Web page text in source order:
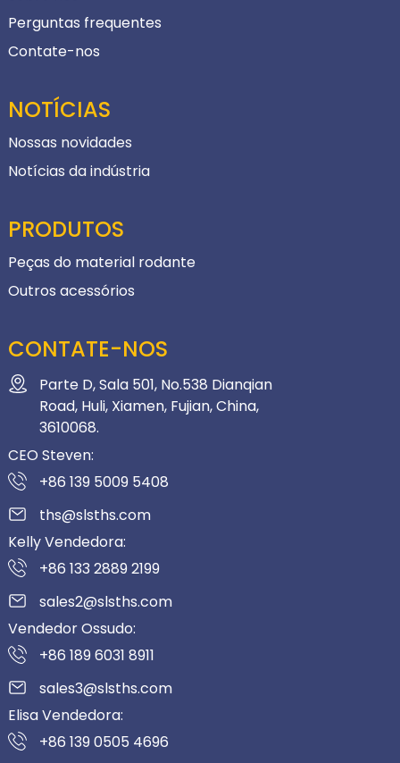
Perguntas frequentes
Contate-nos
NOTÍCIAS
Nossas novidades
Notícias da indústria
PRODUTOS
Peças do material rodante
Outros acessórios
CONTATE-NOS
Parte D, Sala 501, No.538 Dianqian
Road, Huli, Xiamen, Fujian, China,
3610068.
CEO Steven:
+86 139 5009 5408
ths@slsths.com
Kelly Vendedora:
+86 133 2889 2199
sales2@slsths.com
Vendedor Ossudo:
+86 189 6031 8911
sales3@slsths.com
Elisa Vendedora:
+86 139 0505 4696